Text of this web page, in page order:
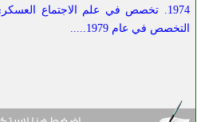
1974. تخصص في علم الاجتماع
التخصص في عام 1979.....